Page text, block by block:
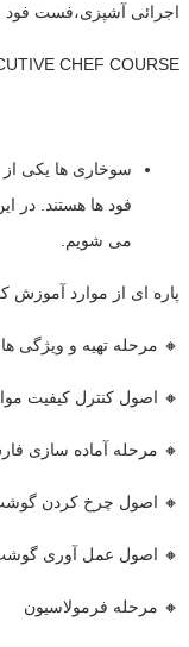
اجرائی آشپزی،فست فود
CHEF COURSE
سوخاری ها یکی از
فود ها هستند. در
می شویم.
پاره ای از موارد آموزش
🔸 مرحله تهیه و ویژگی
🔸 اصول کنترل کیفیت
🔸 مرحله آماده سازی
🔸 اصول چرخ کردن
🔸 اصول عمل آوری
🔸 مرحله فرمولاسیون